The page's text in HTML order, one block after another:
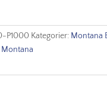
P1000 Kategorier: Montana
Montana